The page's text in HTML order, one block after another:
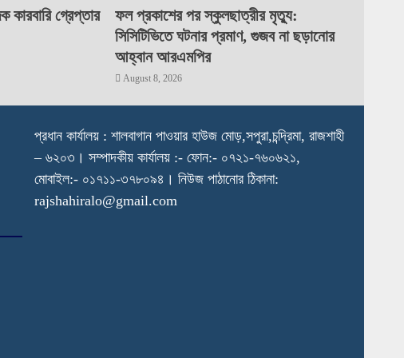
কারবারি গ্রেপ্তার
ফল প্রকাশের পর স্কুলছাত্রীর মৃত্যু:
সিসিটিভিতে ঘটনার প্রমাণ, গুজব না ছড়ানোর
আহ্বান আরএমপির
August 8, 2026
প্রধান কার্যালয় : শালবাগান পাওয়ার হাউজ মোড়,সপুরা,চন্দ্রিমা, রাজশাহী
– ৬২০৩। সম্পাদকীয় কার্যালয় :- ফোন:- ০৭২১-৭৬০৬২১,
মোবাইল:- ০১৭১১-৩৭৮০৯৪। নিউজ পাঠানোর ঠিকানা:
rajshahiralo@gmail.com